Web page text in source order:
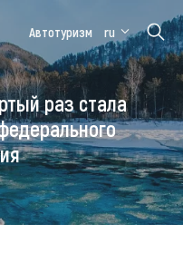
форум
Алтайская
зимовка
Автотуризм ru
раз стала